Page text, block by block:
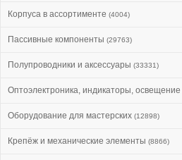
Корпуса в ассортименте (4004)
Пассивные компоненты (29763)
Полупроводники и аксессуары (33331)
Оптоэлектроника, индикаторы, освещение
Оборудование для мастерских (12898)
Крепёж и механические элементы (8866)